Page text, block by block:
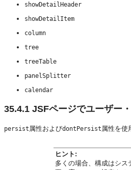
showDetailHeader
showDetailItem
column
tree
treeTable
panelSplitter
calendar
35.4.1 JSFページでユーザー
persist属性およびdontPersist属性を使
ヒント:
多くの場合、構成はシス